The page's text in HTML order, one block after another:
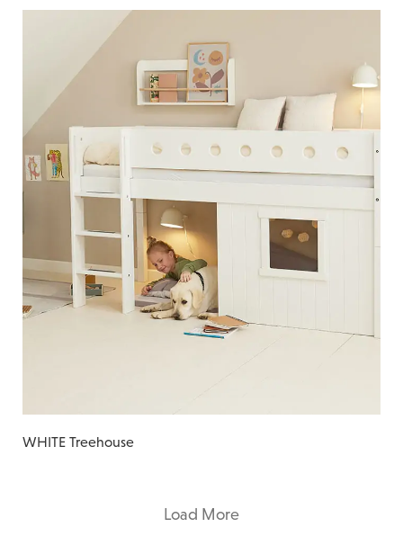
WHITE Treehouse
Load More